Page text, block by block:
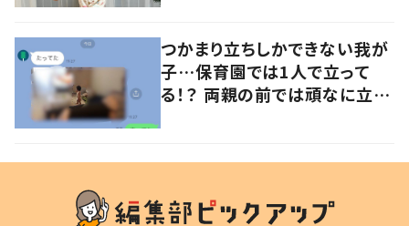
つかまり立ちしかできない我が
子…保育園では1人で立って
る！？ 両親の前では頑なに立た